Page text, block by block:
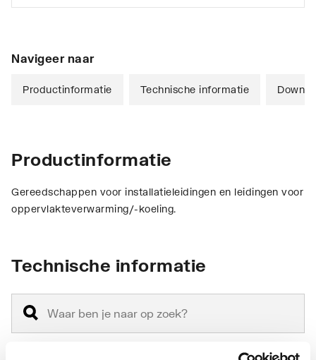
Navigeer naar
Productinformatie Technische informatie
Productinformatie
Gereedschappen voor installatieleidingen en leidingen voor
oppervlakteverwarming/-koeling.
Technische informatie